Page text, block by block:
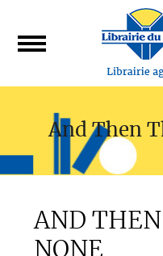
And Then
AND
NONE